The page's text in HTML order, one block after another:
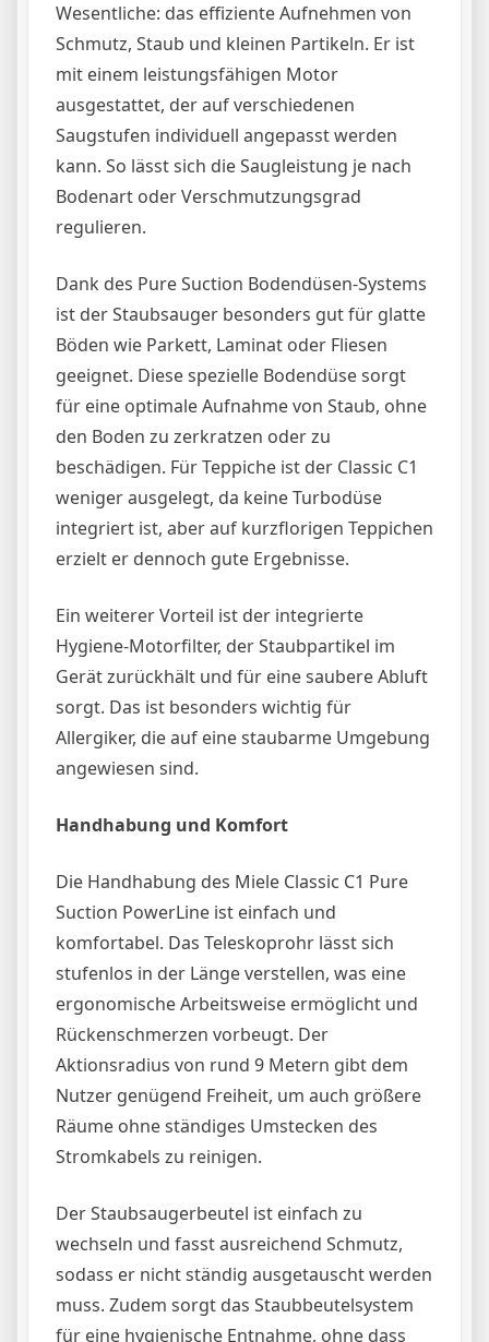
Wesentliche: das effiziente Aufnehmen von
Schmutz, Staub und kleinen Partikeln. Er ist
mit einem leistungsfähigen Motor
ausgestattet, der auf verschiedenen
Saugstufen individuell angepasst werden
kann. So lässt sich die Saugleistung je nach
Bodenart oder Verschmutzungsgrad
regulieren.
Dank des Pure Suction Bodendüsen-Systems
ist der Staubsauger besonders gut für glatte
Böden wie Parkett, Laminat oder Fliesen
geeignet. Diese spezielle Bodendüse sorgt
für eine optimale Aufnahme von Staub, ohne
den Boden zu zerkratzen oder zu
beschädigen. Für Teppiche ist der Classic C1
weniger ausgelegt, da keine Turbodüse
integriert ist, aber auf kurzflorigen Teppichen
erzielt er dennoch gute Ergebnisse.
Ein weiterer Vorteil ist der integrierte
Hygiene-Motorfilter, der Staubpartikel im
Gerät zurückhält und für eine saubere Abluft
sorgt. Das ist besonders wichtig für
Allergiker, die auf eine staubarme Umgebung
angewiesen sind.
Handhabung und Komfort
Die Handhabung des Miele Classic C1 Pure
Suction PowerLine ist einfach und
komfortabel. Das Teleskoprohr lässt sich
stufenlos in der Länge verstellen, was eine
ergonomische Arbeitsweise ermöglicht und
Rückenschmerzen vorbeugt. Der
Aktionsradius von rund 9 Metern gibt dem
Nutzer genügend Freiheit, um auch größere
Räume ohne ständiges Umstecken des
Stromkabels zu reinigen.
Der Staubsaugerbeutel ist einfach zu
wechseln und fasst ausreichend Schmutz,
sodass er nicht ständig ausgetauscht werden
muss. Zudem sorgt das Staubbeutelsystem
für eine hygienische Entnahme, ohne dass